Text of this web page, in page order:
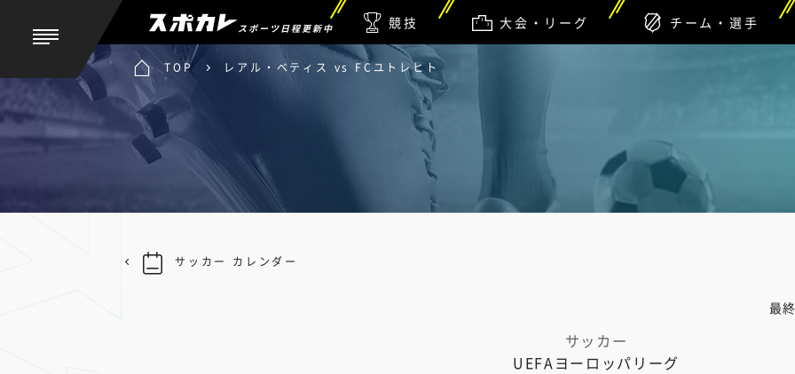
スポーツ日程更新中 競技 大会・リーグ チーム・選手
TOP レアル・ベティス vs FCユトレヒト
最
サッカー
UEFAヨーロッパリーグ
サッカー カレンダー